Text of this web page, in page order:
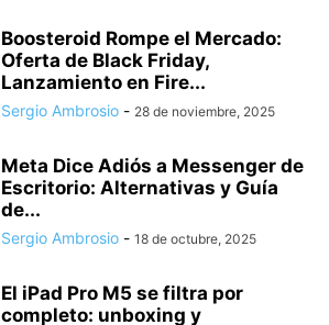
Boosteroid Rompe el Mercado:
Oferta de Black Friday,
Lanzamiento en Fire...
Sergio Ambrosio - 28 de noviembre, 2025
Meta Dice Adiós a Messenger de
Escritorio: Alternativas y Guía
de...
Sergio Ambrosio - 18 de octubre, 2025
El iPad Pro M5 se filtra por
completo: unboxing y